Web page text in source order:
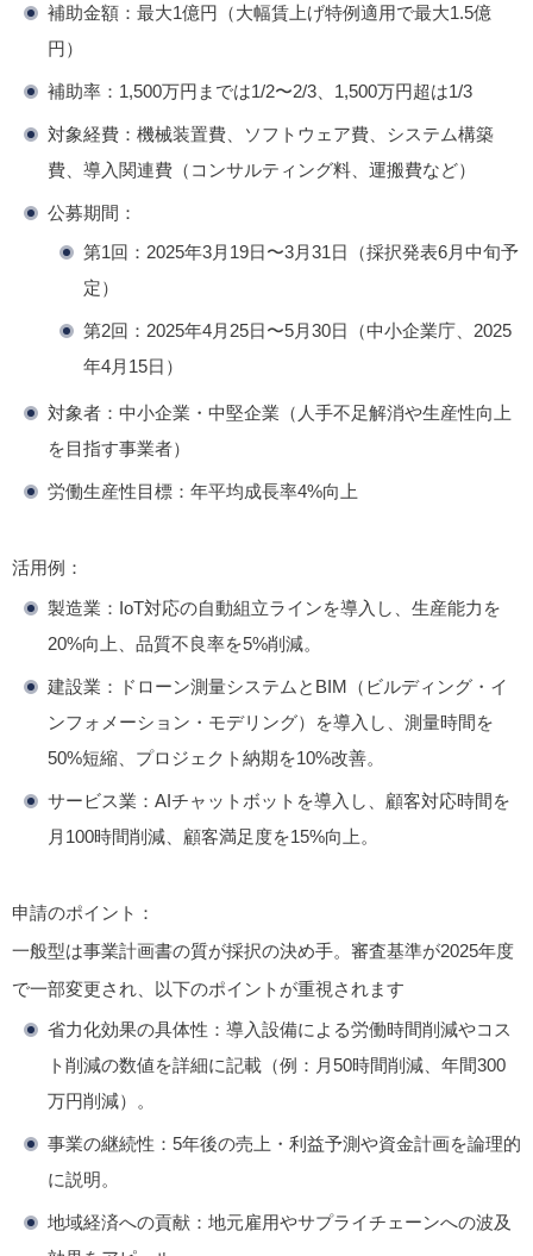
補助金額 ：最大1億円（大幅賃上げ特例適用で最大1.5億
円）
補助率 ：1,500万円までは1/2〜2/3、1,500万円超は1/3
対象経費 ：機械装置費、ソフトウェア費、システム構築
費、導入関連費（コンサルティング料、運搬費など）
公募期間 ：
第1回：2025年3月19日〜3月31日（採択発表6月中旬予
定）
第2回：2025年4月25日〜5月30日（中小企業庁、2025
年4月15日）
対象者 ：中小企業・中堅企業（人手不足解消や生産性向上
を目指す事業者）
労働生産性目標 ：年平均成長率4%向上
活用例 ：
製造業 ：IoT対応の自動組立ラインを導入し、生産能力を
20%向上、品質不良率を5%削減。
建設業 ：ドローン測量システムとBIM（ビルディング・イ
ンフォメーション・モデリング）を導入し、測量時間を
50%短縮、プロジェクト納期を10%改善。
サービス業 ：AIチャットボットを導入し、顧客対応時間を
月100時間削減、顧客満足度を15%向上。
申請のポイント ：
一般型は事業計画書の質が採択の決め手。審査基準が2025年度
で一部変更され、以下のポイントが重視されます
省力化効果の具体性 ：導入設備による労働時間削減やコス
ト削減の数値を詳細に記載（例：月50時間削減、年間300
万円削減）。
事業の継続性 ：5年後の売上・利益予測や資金計画を論理的
に説明。
地域経済への貢献 ：地元雇用やサプライチェーンへの波及